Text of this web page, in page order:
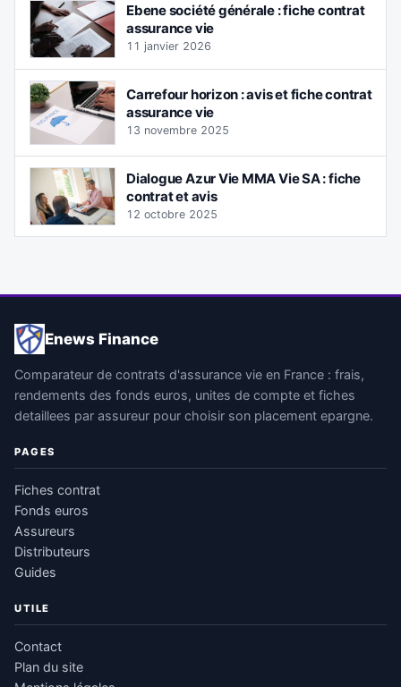
Ebene société générale : fiche contrat
assurance vie
11 janvier 2026
Carrefour horizon : avis et fiche contrat
assurance vie
13 novembre 2025
Dialogue Azur Vie MMA Vie SA : fiche
contrat et avis
12 octobre 2025
Enews Finance
Comparateur de contrats d'assurance vie en France : frais,
rendements des fonds euros, unites de compte et fiches
detaillees par assureur pour choisir son placement epargne.
PAGES
Fiches contrat
Fonds euros
Assureurs
Distributeurs
Guides
UTILE
Contact
Plan du site